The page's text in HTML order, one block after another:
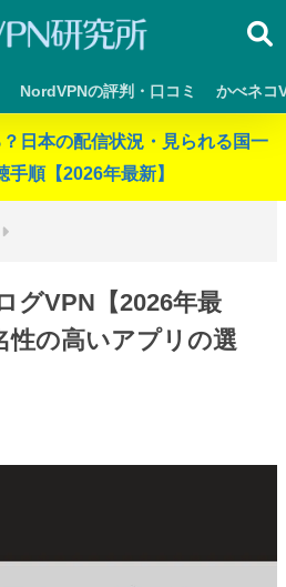
NordVPNの評判・口コミ かべネコ
日本の配信状況・見られる国一
手順【2026年最新】
グVPN【2026年最
性の高いアプリの選